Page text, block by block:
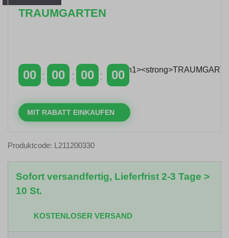
TRAUMGARTEN
00 00 00 00
MIT RABATT EINKAUFEN
Produktcode: L211200330
Sofort versandfertig, Lieferfrist 2-3 Tage >
10 St.
KOSTENLOSER VERSAND